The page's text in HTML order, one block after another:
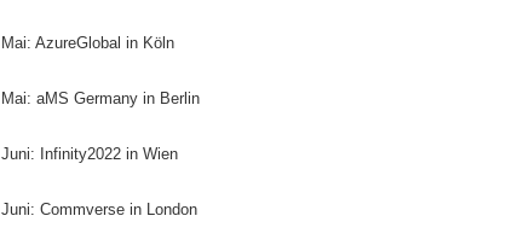
Mai: AzureGlobal in Köln
Mai: aMS Germany in Berlin
Juni: Infinity2022 in Wien
Juni: Commverse in London